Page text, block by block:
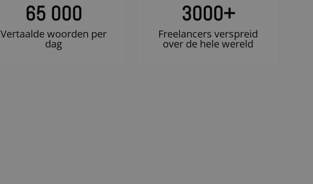
65 000
Vertaalde woorden per
dag
3000+
Freelancers verspreid
over de hele wereld